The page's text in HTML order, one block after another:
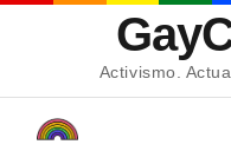
Activismo.